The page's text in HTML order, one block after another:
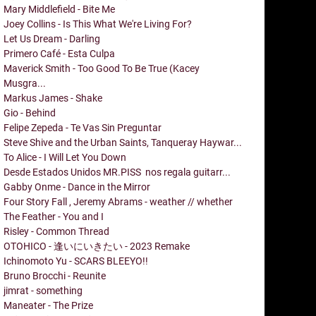
Mary Middlefield - Bite Me
Joey Collins - Is This What We're Living For?
Let Us Dream - Darling
Primero Café - Esta Culpa
Maverick Smith - Too Good To Be True (Kacey
Musgra...
Markus James - Shake
Gio - Behind
Felipe Zepeda - Te Vas Sin Preguntar
Steve Shive and the Urban Saints, Tanqueray Haywar...
To Alice - I Will Let You Down
Desde Estados Unidos MR.PISS nos regala guitarr...
Gabby Onme - Dance in the Mirror
Four Story Fall , Jeremy Abrams - weather // whether
The Feather - You and I
Risley - Common Thread
OTOHICO - 逢いにいきたい - 2023 Remake
Ichinomoto Yu - SCARS BLEEYO!!
Bruno Brocchi - Reunite
jimrat - something
Maneater - The Prize